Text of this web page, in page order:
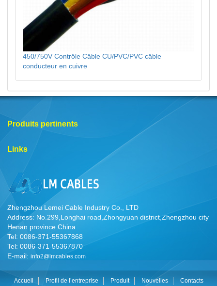
450/750V Contrôle Câble CU/PVC/PVC câble
conducteur en cuivre
Produits pertinents
Links
Zhengzhou Lemei Cable Industry Co., LTD
Address: No.299,Longhai road,Zhongyuan district,Zhengzhou city
Henan province China
Tel: 0086-371-55367868
Tel: 0086-371-55367870
E-mail: info2@lmcables.com
Accueil Profil de l’entreprise Produit Nouvelles Contacts